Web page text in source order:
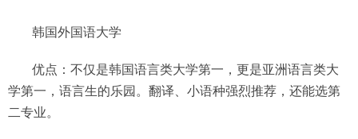
韩国外国语大学
优点：不仅是韩国语言类大学第一，更是亚洲语言类大
学第一，语言生的乐园。翻译、小语种强烈推荐，还能选第
二专业。